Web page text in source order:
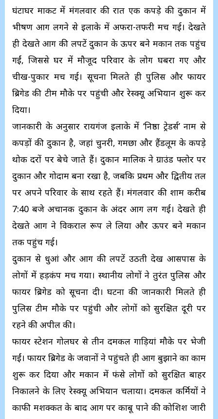
घंटाघर मार्केट में मंगलवार की रात एक कपड़े की दुकान में
भीषण आग लगने से इलाके में अफरा-तफरी मच गई। देखते
ही देखते आग की लपटें दुकान के ऊपर बने मकान तक पहुंच
गईं, जिससे घर में मौजूद परिवार के लोग घबरा गए और
चीख-पुकार मच गई। सूचना मिलते ही पुलिस और फायर
ब्रिगेड की टीम मौके पर पहुंची और रेस्क्यू अभियान शुरू कर
दिया।
जानकारी के अनुसार रायगंज इलाके में ‘निष्ठा ट्रेडर्स’ नाम से
कपड़ों की दुकान है, जहां चुनरी, गमछा और हैंडलूम के कपड़े
थोक दरों पर बेचे जाते हैं। दुकान मालिक ने ग्राउंड फ्लोर पर
दुकान और गोदाम बना रखा है, जबकि प्रथम और द्वितीय तल
पर अपने परिवार के साथ रहते हैं। मंगलवार की शाम करीब
7:40 बजे अचानक दुकान के अंदर आग लग गई। देखते ही
देखते आग ने विकराल रूप ले लिया और ऊपर बने मकान
तक पहुंच गई।
दुकान से धुआं और आग की लपटें उठती देख आसपास के
लोगों में हड़कंप मच गया। स्थानीय लोगों ने तुरंत पुलिस और
फायर ब्रिगेड को सूचना दी। घटना की जानकारी मिलते ही
पुलिस टीम मौके पर पहुंची और लोगों को सुरक्षित दूरी पर
रहने की अपील की।
फायर स्टेशन गोलघर से तीन दमकल गाड़ियां मौके पर भेजी
गईं। फायर ब्रिगेड के जवानों ने पहुंचते ही आग बुझाने का काम
शुरू कर दिया और मकान में फंसे लोगों को सुरक्षित बाहर
निकालने के लिए रेस्क्यू अभियान चलाया। दमकल कर्मियों ने
काफी मशक्कत के बाद आग पर काबू पाने की कोशिश जारी